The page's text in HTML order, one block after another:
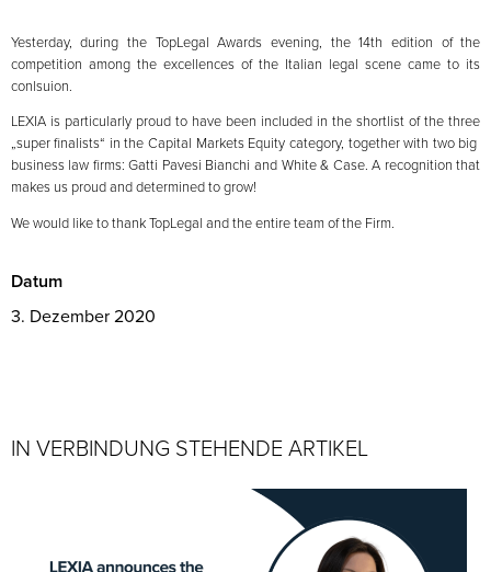
Yesterday, during the TopLegal Awards evening, the 14th edition of the
competition among the excellences of the Italian legal scene came to its
conlsuion.
LEXIA is particularly proud to have been included in the shortlist of the three
„super finalists“ in the Capital Markets Equity category, together with two big
business law firms: Gatti Pavesi Bianchi and White & Case. A recognition that
makes us proud and determined to grow!
We would like to thank TopLegal and the entire team of the Firm.
Datum
3. Dezember 2020
IN VERBINDUNG STEHENDE ARTIKEL